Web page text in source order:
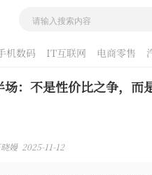
机数码 IT互联网 电商零售
：不是性价比之争，而
嫚 2025-11-12